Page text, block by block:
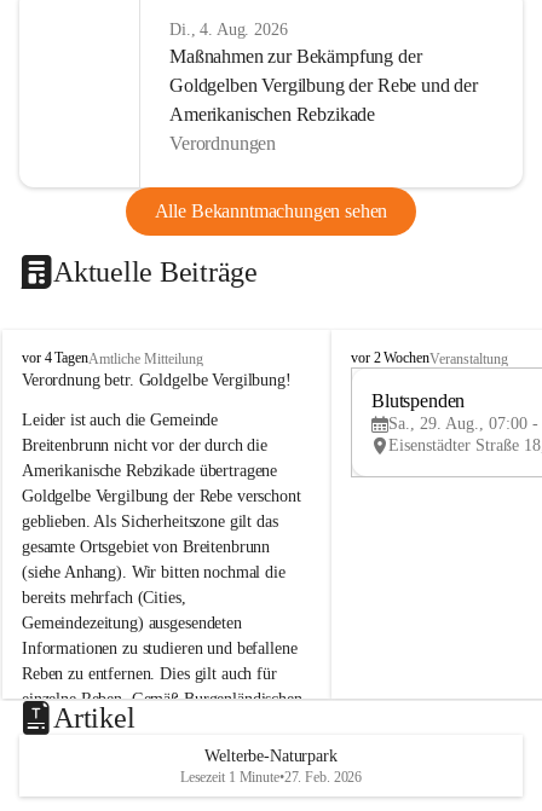
Di., 4. Aug. 2026
Maßnahmen zur Bekämpfung der
Goldgelben Vergilbung der Rebe und der
Amerikanischen Rebzikade
Verordnungen
Alle Bekanntmachungen sehen
Aktuelle Beiträge
B
r
i
t
e
n
b
r
u
n
n
a
m
N
e
u
s
d
vor 4 TagenAmtliche Mitteilung
Verordnung betr. Goldgelbe Vergilbung!
Leider ist auch die Gemeinde
Breitenbrunn nicht vor der durch die
Amerikanische Rebzikade übertragene
Goldgelbe Vergilbung der Rebe verschont
geblieben. Als Sicherheitszone gilt das
gesamte Ortsgebiet von Breitenbrunn
(siehe Anhang). Wir bitten nochmal die
bereits mehrfach (Cities,
Gemeindezeitung) ausgesendeten
Informationen zu studieren und befallene
Reben zu entfernen. Dies gilt auch für
einzelne Reben. Gemäß Burgenländischen
Weinbaugesetz sind nicht gepflegte oder
unzulässige Weingärten zu roden! Bitte
helfen wir zusammen um unsere Winzer
vor den prognostizierten Ernteausfällen
B
e
u
e
d
vor 2 WochenVeranstaltung
Blutspenden
Sa., 29. Aug., 07:00 -
Artikel
Welterbe-Naturpark
Lesezeit 1 Minute•27. Feb. 2026